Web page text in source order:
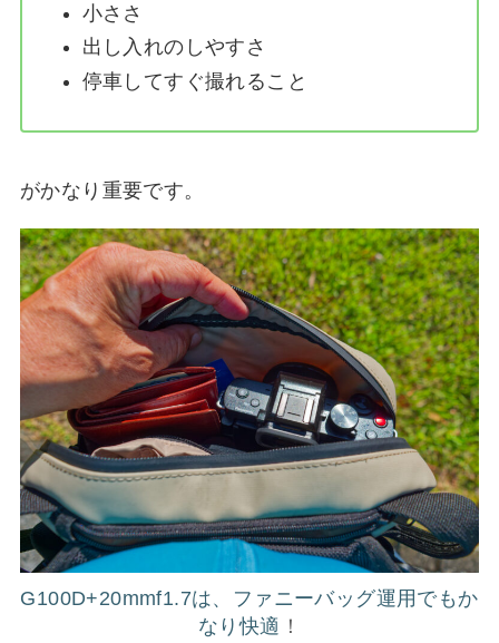
小ささ
出し入れのしやすさ
停車してすぐ撮れること
がかなり重要です。
G100D+20mmf1.7は、ファニーバッグ運用でもか
なり快適 ！